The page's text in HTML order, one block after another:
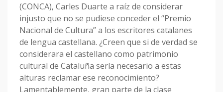
(CONCA), Carles Duarte a raíz de considerar
injusto que no se pudiese conceder el “Premio
Nacional de Cultura” a los escritores catalanes
de lengua castellana. ¿Creen que si de verdad se
considerara el castellano como patrimonio
cultural de Cataluña sería necesario a estas
alturas reclamar ese reconocimiento?
Lamentablemente, gran parte de la clase